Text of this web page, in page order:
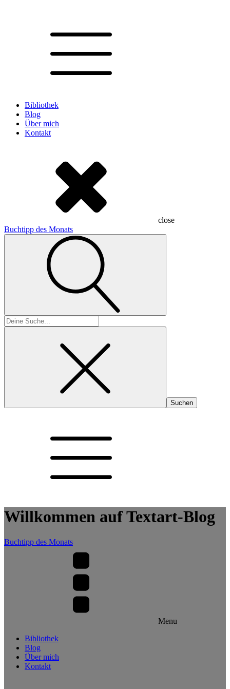
Bibliothek
Blog
Über mich
Kontakt
close
Buchtipp des Monats
Suchen
nach:
Willkommen auf Textart-Blog
Buchtipp des Monats
Menu
Bibliothek
Blog
Über mich
Kontakt